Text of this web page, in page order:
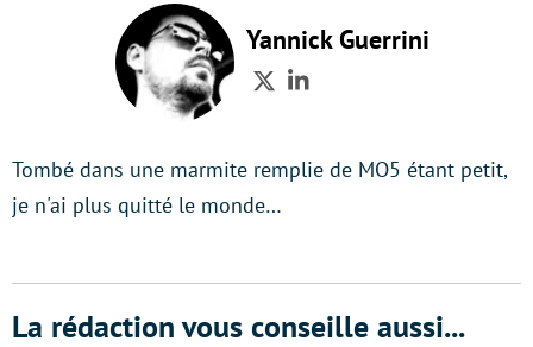
Yannick Guerrini
TwitterLinkedIn
Tombé dans une marmite remplie de MO5 étant petit,
je n'ai plus quitté le monde…
La rédaction vous conseille aussi...